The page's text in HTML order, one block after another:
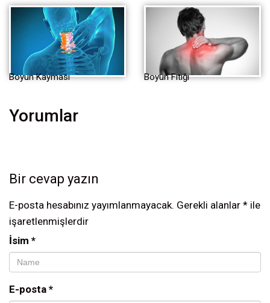
Boyun Kayması Boyun Fıtığı
Yorumlar
Bir cevap yazın
E-posta hesabınız yayımlanmayacak. Gerekli alanlar * ile
işaretlenmişlerdir
İsim *
E-posta *